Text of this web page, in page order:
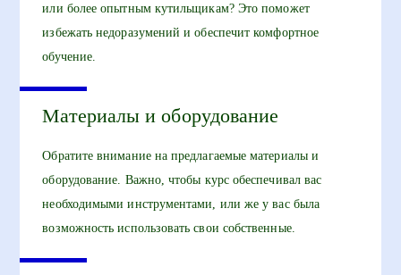
или более опытным кутильщикам? Это поможет
избежать недоразумений и обеспечит комфортное
обучение.
Материалы и оборудование
Обратите внимание на предлагаемые материалы и
оборудование. Важно, чтобы курс обеспечивал вас
необходимыми инструментами, или же у вас была
возможность использовать свои собственные.